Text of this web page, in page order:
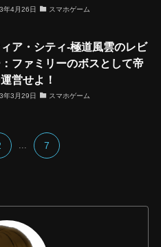
年4月26日 スマホゲーム
ア・シティ-極道風雲のレビ
ファミリーのボスとして帝
営せよ！
年3月29日 スマホゲーム
... 7